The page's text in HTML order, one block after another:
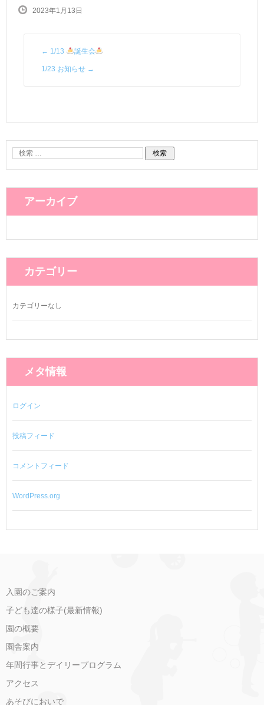
2023年1月13日
← 1/13 誕生会
1/23 お知らせ →
アーカイブ
カテゴリー
カテゴリーなし
メタ情報
ログイン
投稿フィード
コメントフィード
WordPress.org
入園のご案内
子ども達の様子(最新情報)
園の概要
園舎案内
年間行事とデイリープログラム
アクセス
あそびにおいで